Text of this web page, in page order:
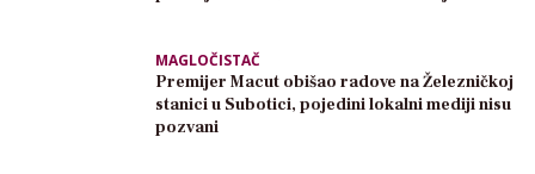
MAGLOČISTAČ
Premijer Macut obišao radove na Železničkoj
stanici u Subotici, pojedini lokalni mediji nisu
pozvani